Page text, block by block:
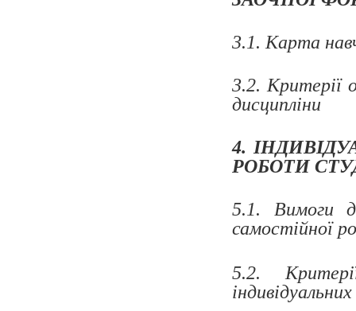
3.1. Карта
3.2. Критерії
дисципліни
4.
РОБОТИ
5.1. Вимоги
самостійної
5.2.